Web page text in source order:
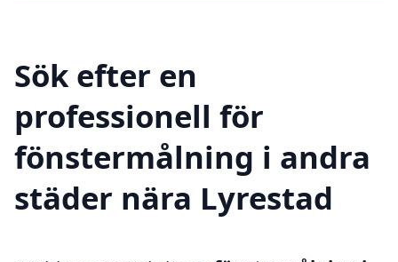
Sök efter en
professionell för
fönstermålning i andra
städer nära Lyrestad